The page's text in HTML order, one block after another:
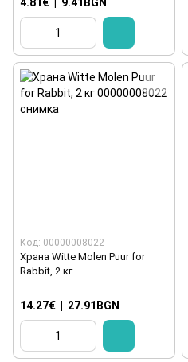
4.81€ 9.41BGN
Код: 00000008022
Храна Witte Molen Puur for
Rabbit, 2 кг
14.27€ 27.91BGN